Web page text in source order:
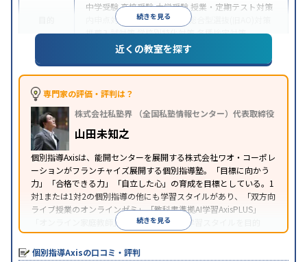
続きを見る
中学受験高校受験大学受験 授業・定期テスト対策
内申点対策
学習習慣の定着
総合型選抜(旧AO)対策
推薦入試対策学校別特化対策各種検定対策
特徴
授業の振替可能学習にPC・タブレットを利用
ライン対応1科目から受講可能季節講習のみの受講
可
※2023年3月調査。小学校高学年の個別指導塾アンケート調査方法
近くの教室を探す
専門家の評価・評判は？
株式会社私塾界 （全国私塾情報センター）代表取締役
山田未知之
個別指導Axisは、能開センターを展開する株式会社ワオ・コーポレ
ーションがフランチャイズ展開する個別指導塾。「目標に向かう
力」「合格できる力」「自立した心」の育成を目標としている。1
対1または1対2の個別指導の他にも学習スタイルがあり、「双方向
ライブ授業のオンラインゼミ」「教科書準拠AI学習AxisPLUS」
「オンライン家庭教師」など、さまざまな学習スタイルを目的
別・科目別に選択することができる。
続きを見る
個別指導Axisの口コミ・評判